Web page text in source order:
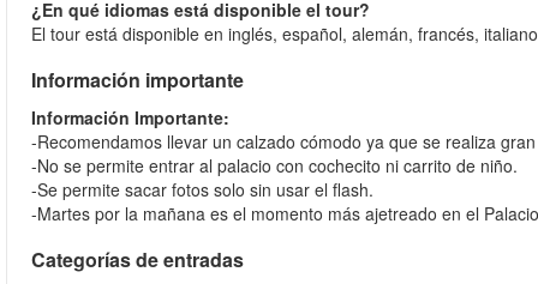
¿En qué idiomas está disponible el tour?
El tour está disponible en inglés, español, alemán, francés,
Información importante
Información Importante:
-Recomendamos llevar un calzado cómodo ya que se realiza
-No se permite entrar al palacio con cochecito ni carrito de niño.
-Se permite sacar fotos solo sin usar el flash.
-Martes por la mañana es el momento más ajetreado en el
Categorías de entradas